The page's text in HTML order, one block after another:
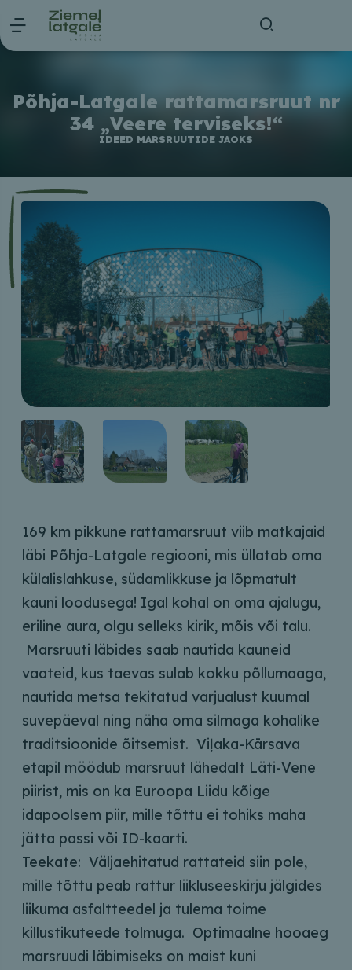
Põhja-Latgale rattamarsruut nr
34 „Veere terviseks!“
IDEED MARSRUUTIDE JAOKS
169 km pikkune rattamarsruut viib matkajaid
läbi Põhja-Latgale regiooni, mis üllatab oma
külalislahkuse, südamlikkuse ja lõpmatult
kauni loodusega! Igal kohal on oma ajalugu,
eriline aura, olgu selleks kirik, mõis või talu.
Marsruuti läbides saab nautida kauneid
vaateid, kus taevas sulab kokku põllumaaga,
nautida metsa tekitatud varjualust kuumal
suvepäeval ning näha oma silmaga kohalike
traditsioonide õitsemist. Viļaka-Kārsava
etapil möödub marsruut lähedalt Läti-Vene
piirist, mis on ka Euroopa Liidu kõige
idapoolsem piir, mille tõttu ei tohiks maha
jätta passi või ID-kaarti.
Teekate: Väljaehitatud rattateid siin pole,
mille tõttu peab rattur liikluseeskirju jälgides
liikuma asfaltteedel ja tulema toime
killustikuteede tolmuga. Optimaalne hooaeg
marsruudi läbimiseks on maist kuni